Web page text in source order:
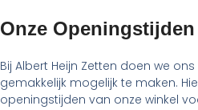
Onze Openingstijden
Bij Albert Heijn Zetten doen we
gemakkelijk mogelijk te maken.
openingstijden van onze winkel